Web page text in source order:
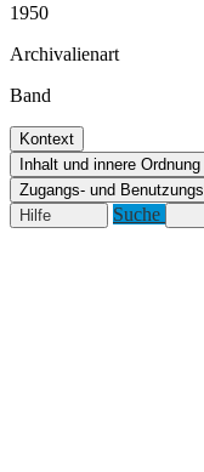
1950
Archivalienart
Band
Kontext
Inhalt und innere Ordnung
Zugangs- und
Hilfe
Suche